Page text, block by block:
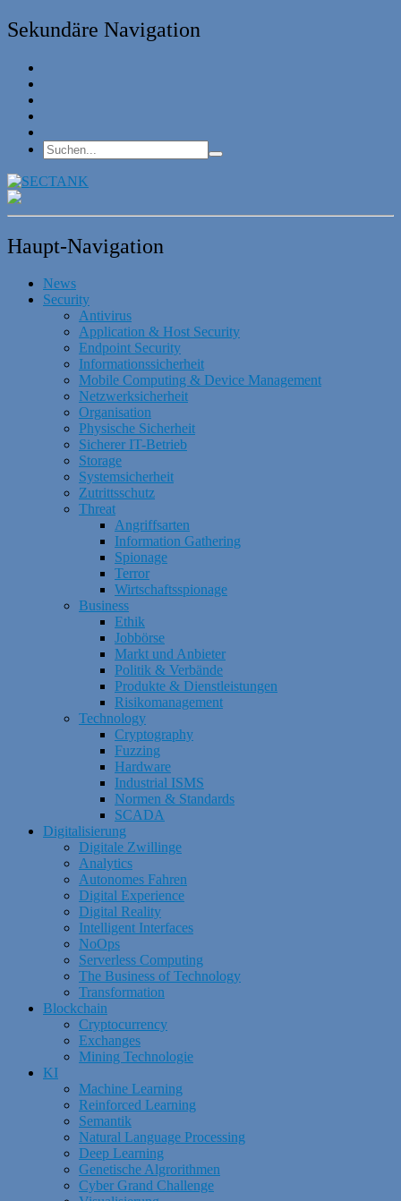
Sekundäre Navigation
Haupt-Navigation
News
Security
Antivirus
Application & Host Security
Endpoint Security
Informationssicherheit
Mobile Computing & Device Management
Netzwerksicherheit
Organisation
Physische Sicherheit
Sicherer IT-Betrieb
Storage
Systemsicherheit
Zutrittsschutz
Threat
Angriffsarten
Information Gathering
Spionage
Terror
Wirtschaftsspionage
Business
Ethik
Jobbörse
Markt und Anbieter
Politik & Verbände
Produkte & Dienstleistungen
Risikomanagement
Technology
Cryptography
Fuzzing
Hardware
Industrial ISMS
Normen & Standards
SCADA
Digitalisierung
Digitale Zwillinge
Analytics
Autonomes Fahren
Digital Experience
Digital Reality
Intelligent Interfaces
NoOps
Serverless Computing
The Business of Technology
Transformation
Blockchain
Cryptocurrency
Exchanges
Mining Technologie
KI
Machine Learning
Reinforced Learning
Semantik
Natural Language Processing
Deep Learning
Genetische Algrorithmen
Cyber Grand Challenge